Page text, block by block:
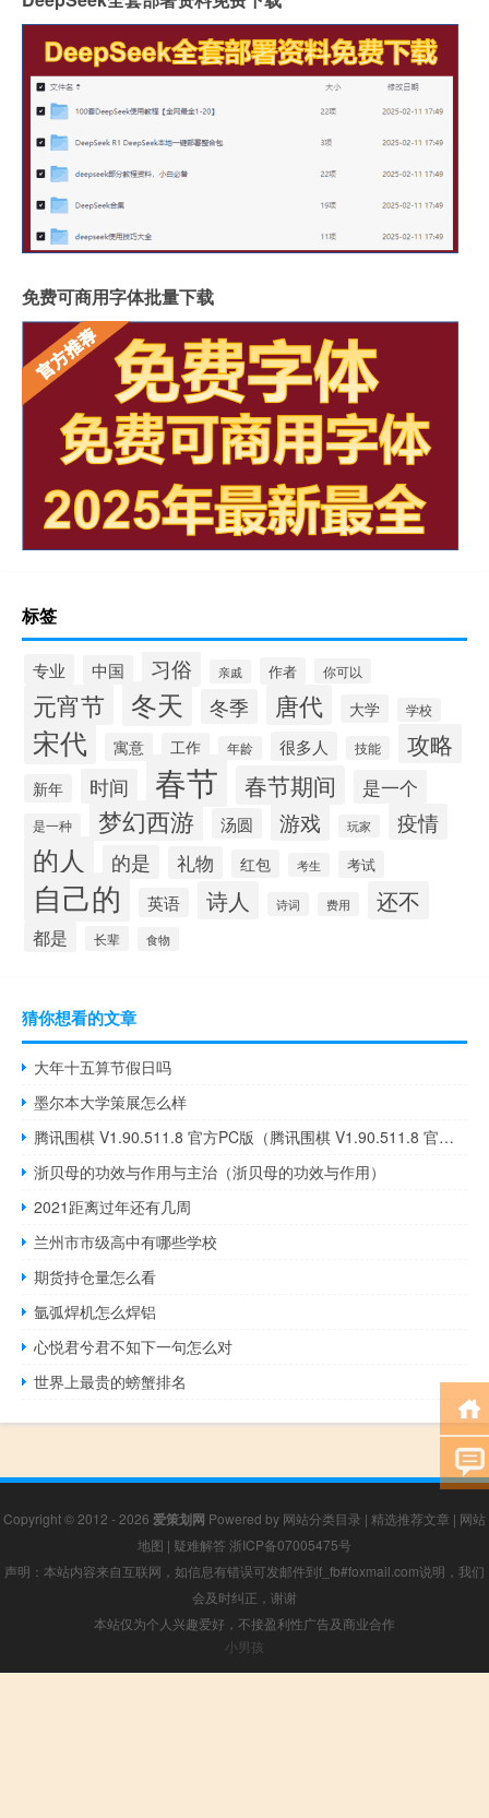
免费可商用字体批量下载
标签
专业 中国 习俗 亲戚 作者 你可以
元宵节 冬天 冬季 唐代 大学 学校
宋代 寓意 工作 年龄 很多人 技能 攻略
新年 时间 春节 春节期间 是一个
是一种 梦幻西游 汤圆 游戏 玩家 疫情
的人 的是 礼物 红包 考生 考试
自己的 英语 诗人 诗词 费用 还不
都是 长辈 食物
猜你想看的文章
大年十五算节假日吗
墨尔本大学策展怎么样
腾讯围棋 V1.90.511.8 官方PC版（腾讯围棋 V1.90.511.8 官方PC版功能简介）
浙贝母的功效与作用与主治（浙贝母的功效与作用）
2021距离过年还有几周
兰州市市级高中有哪些学校
期货持仓量怎么看
氩弧焊机怎么焊铝
心悦君兮君不知下一句怎么对
世界上最贵的螃蟹排名
Copyright © 2012 - 2026 爱策划网 Powered by 网站分类目录 | 精选推荐文章 | 网站
地图 | 疑难解答 浙ICP备07005475号
声明：本站内容来自互联网，如信息有错误可发邮件到f_fb#foxmail.com说明，我们
会及时纠正，谢谢
本站仅为个人兴趣爱好，不接盈利性广告及商业合作
小男孩